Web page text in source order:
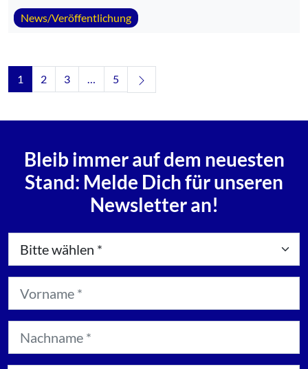
News/Veröffentlichung
1 2 3 … 5
Bleib immer auf dem neuesten
Stand: Melde Dich für unseren
Newsletter an!